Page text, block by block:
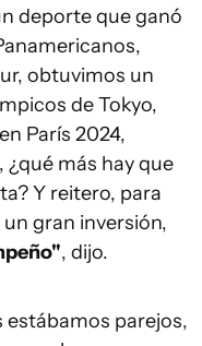
deporte que ganó
obtuvimos un
de Tokyo,
París 2024,
más hay que
Y reitero, para
gran inversión,
, dijo.
estábamos parejos,